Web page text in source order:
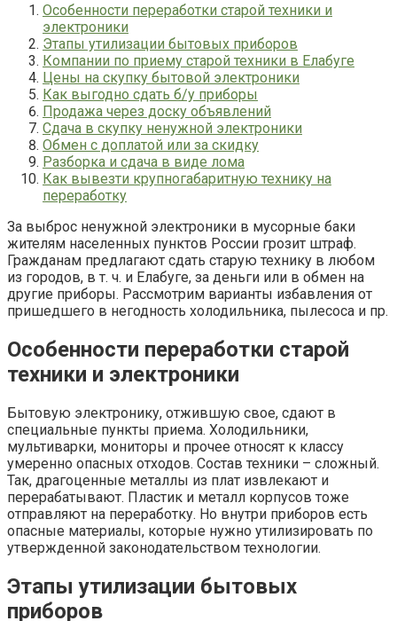
Особенности переработки старой техники и
электроники
Этапы утилизации бытовых приборов
Компании по приему старой техники в Елабуге
Цены на скупку бытовой электроники
Как выгодно сдать б/у приборы
Продажа через доску объявлений
Сдача в скупку ненужной электроники
Обмен с доплатой или за скидку
Разборка и сдача в виде лома
Как вывезти крупногабаритную технику на
переработку
За выброс ненужной электроники в мусорные баки
жителям населенных пунктов России грозит штраф.
Гражданам предлагают сдать старую технику в любом
из городов, в т. ч. и Елабуге, за деньги или в обмен на
другие приборы. Рассмотрим варианты избавления от
пришедшего в негодность холодильника, пылесоса и пр.
Особенности переработки старой
техники и электроники
Бытовую электронику, отжившую свое, сдают в
специальные пункты приема. Холодильники,
мультиварки, мониторы и прочее относят к классу
умеренно опасных отходов. Состав техники – сложный.
Так, драгоценные металлы из плат извлекают и
перерабатывают. Пластик и металл корпусов тоже
отправляют на переработку. Но внутри приборов есть
опасные материалы, которые нужно утилизировать по
утвержденной законодательством технологии.
Этапы утилизации бытовых
приборов